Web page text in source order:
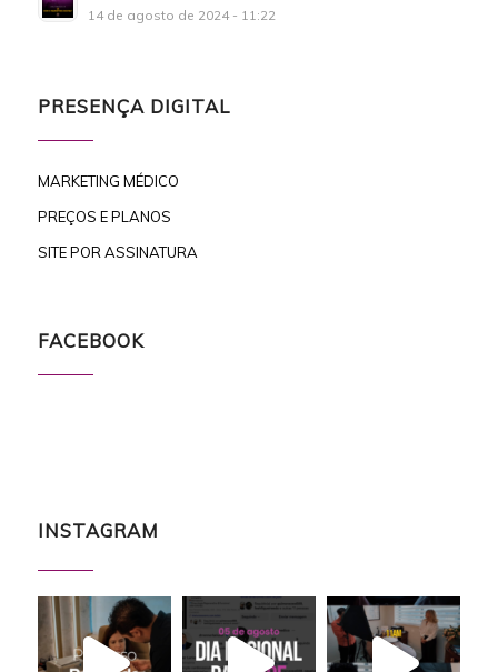
14 de agosto de 2024 - 11:22
PRESENÇA DIGITAL
MARKETING MÉDICO
PREÇOS E PLANOS
SITE POR ASSINATURA
FACEBOOK
INSTAGRAM